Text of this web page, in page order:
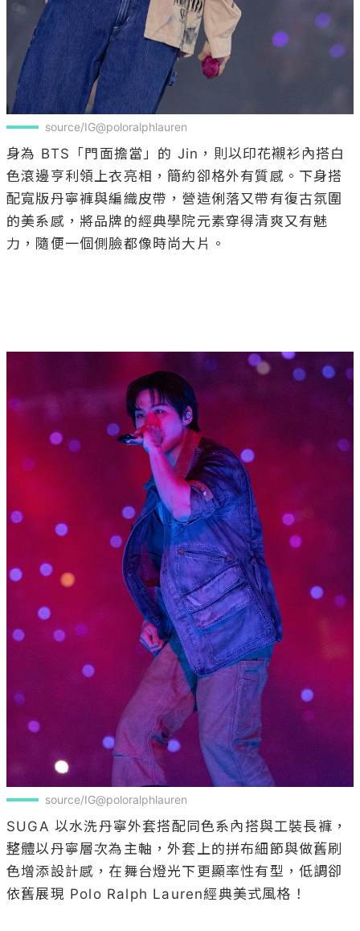
source/IG@poloralphlauren
身為 BTS「門面擔當」的 Jin，則以印花襯衫內搭白
色滾邊亨利領上衣亮相，簡約卻格外有質感。下身搭
配寬版丹寧褲與編織皮帶，營造俐落又帶有復古氛圍
的美系感，將品牌的經典學院元素穿得清爽又有魅
力，隨便一個側臉都像時尚大片。
source/IG@poloralphlauren
SUGA 以水洗丹寧外套搭配同色系內搭與工裝長褲，
整體以丹寧層次為主軸，外套上的拼布細節與做舊刷
色增添設計感，在舞台燈光下更顯率性有型，低調卻
依舊展現 Polo Ralph Lauren經典美式風格！